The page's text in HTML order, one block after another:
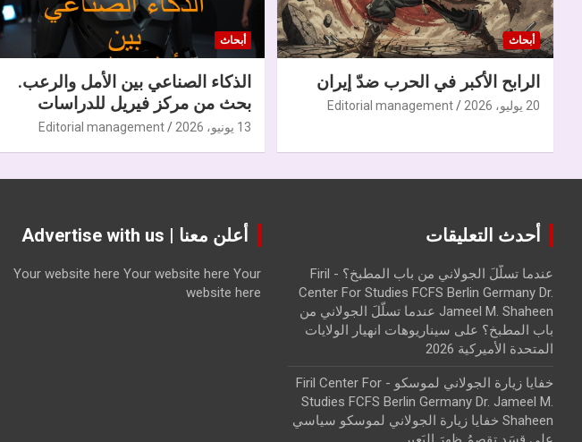
أبحاث
الرابح الأكبر في الحرب ضدّ إيران
20 يوليو، 2026 Editorial management
أبحاث
الذكاء الصناعي بين الأمل والرعب.
بحث من مركز فيريل للدراسات
13 يونيو، 2026 Editorial management
أحدث التعليقات
عندما تسلّلَ الجولاني من باب المطبخ؟ - Firil
Center For Studies FCFS Berlin Germany Dr.
Jameel M. Shaheen عندما تسلّلَ الجولاني من
باب المطبخ؟ على سيناريوهات انهيار الولايات
المتحدة الأميركية 2026
خفايا زيارة الجولاني لموسكو - Firil Center For
Studies FCFS Berlin Germany Dr. Jameel M.
Shaheen خفايا زيارة الجولاني لموسكو سياسي
أعلن معنا | Advertise with us
Your website here Your website here Your
website here